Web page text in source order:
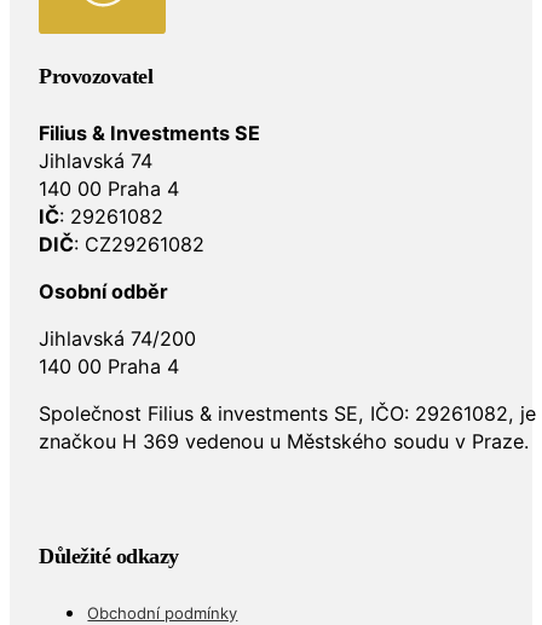
Provozovatel
Filius & Investments SE
Jihlavská 74
140 00 Praha 4
IČ: 29261082
DIČ: CZ29261082
Osobní odběr
Jihlavská 74/200
140 00 Praha 4
Společnost Filius & investments SE, IČO: 29261082,
značkou H 369 vedenou u Městského soudu v Praze.
Důležité odkazy
Obchodní podmínky